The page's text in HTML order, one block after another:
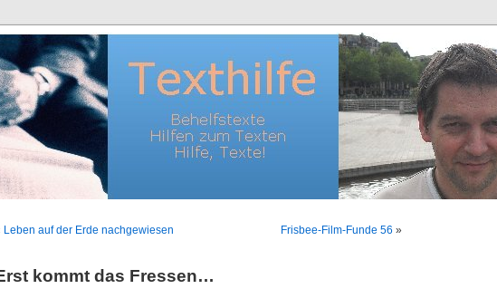
Leben auf der Erde nachgewiesen Frisbee-Film-Funde 56 »
kommt das Fressen…